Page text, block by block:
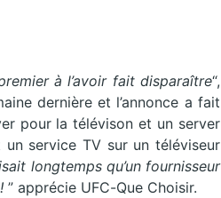
à l’avoir fait disparaître“,
dernière et l’annonce a fait
pour la télévison et un server
service TV sur un téléviseur
longtemps qu’un fournisseur
” apprécie UFC-Que Choisir.